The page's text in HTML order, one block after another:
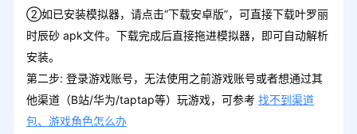
②如已安装模拟器，请点击“下载安卓版”，可直接下载叶罗丽
时辰砂 apk文件。下载完成后直接拖进模拟器，即可自动解析
安装。
第二步: 登录游戏账号，无法使用之前游戏账号或者想通过其
他渠道（B站/华为/taptap等）玩游戏，可参考 找不到渠道
包、游戏角色怎么办